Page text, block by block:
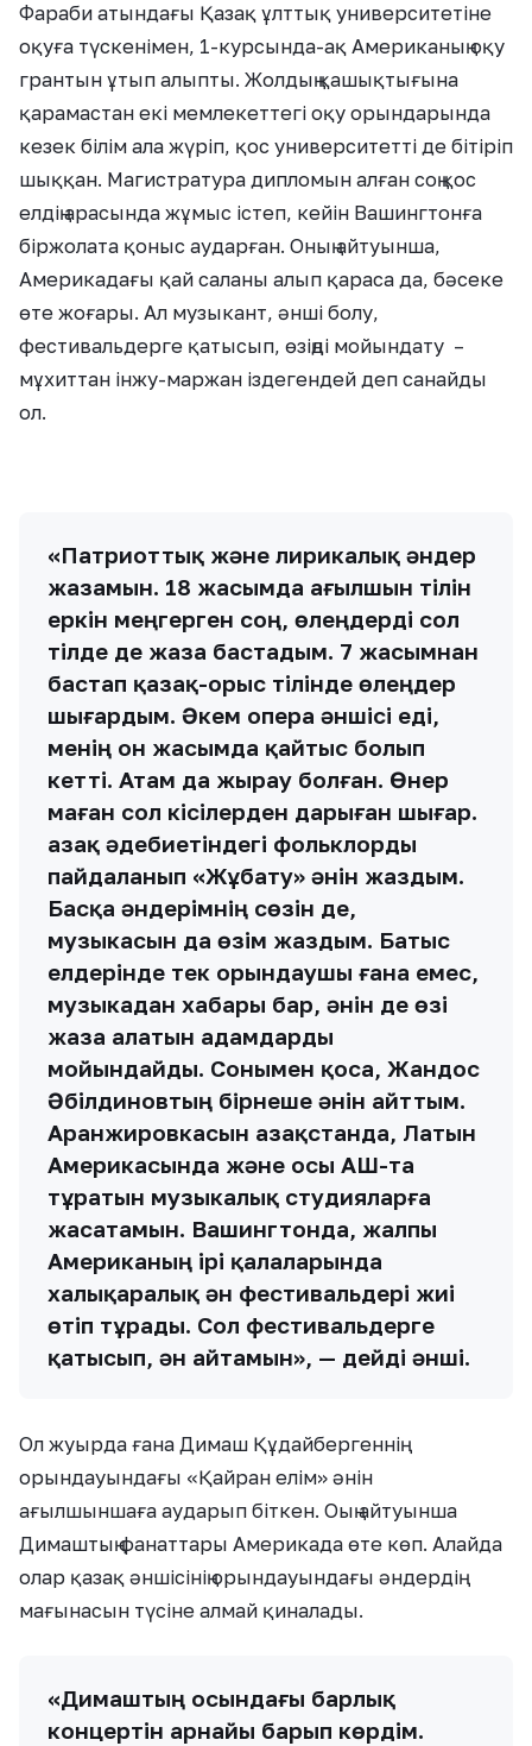
Фараби атындағы Қазақ ұлттық университетіне
оқуға түскенімен, 1-курсында-ақ Американың оқу
грантын ұтып алыпты. Жолдың қашықтығына
қарамастан екі мемлекеттегі оқу орындарында
кезек білім ала жүріп, қос университетті де бітіріп
шыққан. Магистратура дипломын алған соң қос
eлдiң арасында жұмыс iстеп, кейін Вашингтонға
біржолата қоныс аударған. Оның айтуынша,
Америкадағы қай саланы алып қараса да, бәсеке
өте жоғары. Ал музыкант, әнші болу,
фестивальдерге қатысып, өзіңді мойындату –
мұхиттан інжу-маржан іздегендей деп санайды
ол.
«Патриоттық және лирикалық әндер
жазамын. 18 жасымда ағылшын тілін
еркін меңгерген соң, өлеңдерді сол
тілде де жаза бастадым. 7 жасымнан
бастап қазақ-орыс тілінде өлеңдер
шығардым. Әкем опера әншісі еді,
менің он жасымда қайтыс болып
кетті. Атам да жырау болған. Өнер
маған сол кісілерден дарыған шығар.
Қазақ әдебиетіндегі фольклорды
пайдаланып «Жұбату» әнін жаздым.
Басқа әндерімнiң сөзін де,
музыкасын да өзім жаздым. Батыс
елдерінде тек орындаушы ғана емес,
музыкадан хабары бар, әнін де өзі
жаза алатын адамдарды
мойындайды. Сонымен қоса, Жандос
Әбілдиновтың бiрнеше әнін айттым.
Аранжировкасын Қазақстанда, Латын
Америкасында және осы АҚШ-та
тұратын музыкалық студияларға
жасатамын. Вашингтонда, жалпы
Американың ірі қалаларында
халықаралық ән фестивальдері жиі
өтіп тұрады. Сол фестивальдерге
қатысып, ән айтамын», — дейді әнші.
Ол жуырда ғана Димаш Құдайбергеннің
орындауындағы «Қайран елім» әнін
ағылшыншаға аударып біткен. Оың айтуынша
Димаштың фанаттары Америкада өте көп. Алайда
олар қазақ әншісінің орындауындағы әндердің
мағынасын түсіне алмай қиналады.
«Димаштың осындағы барлық
концертін арнайы барып көрдім.